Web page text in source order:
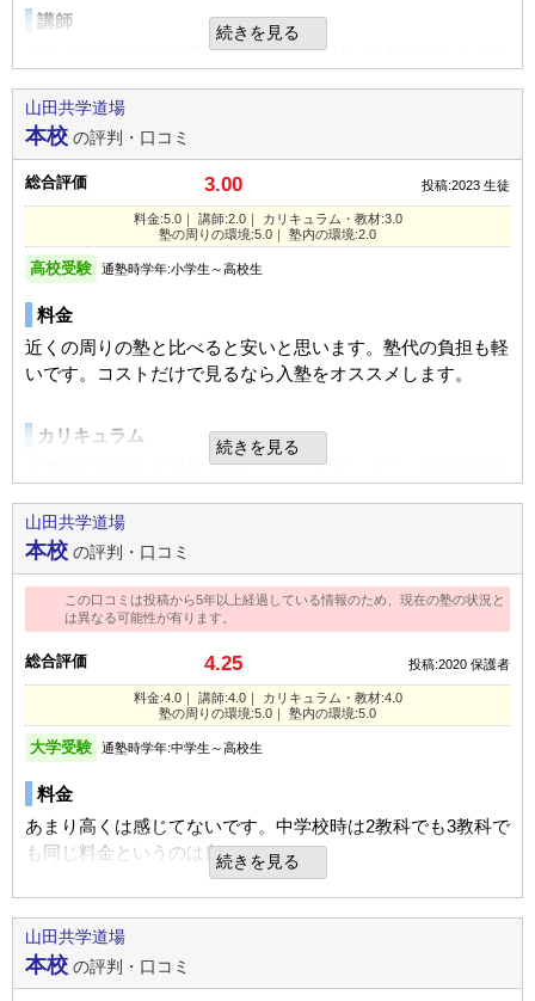
いやすかった。近くにパン屋さんがあって便利だったのと、
パン屋の時間外に駐車場を貸してもらうなど提携していたの
で、迎えに行った時駐車場に困ることはなかった。
塾内の環境
自習室を利用する時に、煩くする生徒もいたようで、集中で
きないということがあった。
注意もしてくれていたようなので、塾の問題というより、使
う人の問題だったと思う。
入塾理由
してくれると聞いて決めた。
定期テスト
定期テスト対策は、学校でテストが終わった後、塾が始まる
前に組み込まれていた。
宿題
資料として渡されているものはあったようだが、特に宿題と
家庭でのサポート
塾の送り迎えや、懇談会や進路説明会などもに参加しまし
た。学校選びなど自身でも調べるように学校で指導されてい
たので、相談に乗るくらいでした。
良いところや要望
塾に入って、確実に成績が伸びたと思う。進学についての懇
談会では、学長先生が丁寧に説明してくださいました。
講師
とても分かりやすく丁寧で一人一人に対して教えてくれるの
カリキュラム
一人一人にあったスピードで分かりますく教えてくれるので
塾の周りの環境
思います。立地などもとてもよくとても良い場所だと思いま
す。
とても良い環境で整備もされており快適に勉強出来るとおま
入塾理由
先輩などにおすすめされ、ここならいけると思い母などに相
談し決めました。
宿題
宿題などは少なめですが、宿題の内容はとても勉強のしがい
があって良いと思います。
とても環境によく生徒さん達にはとても良い所だと思いま
す。要望はないです。
実際に成績を残せてますので、とても良い評価になると思い
ます。
続きを見る
山田共学道場
本校 の評判・口コミ
総合評価 3.00 投稿:2023 生徒
料金:5.0｜ 講師:2.0｜ カリキュラム・教材:3.0
塾の周りの環境:5.0｜ 塾内の環境:2.0
高校受験 通塾時学年:小学生～高校生
料金
近くの周りの塾と比べると安いと思います。塾代の負担も軽
いです。コストだけで見るなら入塾をオススメします。
カリキュラム
基本的に講師から提供されるプリントをします。過去問やオ
し、教科によっては解説が雑なのもあるので3です。
塾の周りの環境
学校から近くて楽です。色々な高校からアクセスできるの
自習室はありますが、防音性がないので集中力がある人向け
です。使う生徒は静かなので、ほかの教室が授業をしていな
い時に使うのがオススメです
良いところや要望
英語の講師の質を上げて欲しいです。あとは自習室に防音機
利用内容
続きを見る
山田共学道場
本校 の評判・口コミ
この口コミは投稿から5年以上経過している情報のため、現在の塾の状況と
は異なる可能性が有ります。
総合評価 4.25 投稿:2020 保護者
料金:4.0｜ 講師:4.0｜ カリキュラム・教材:4.0
塾の周りの環境:5.0｜ 塾内の環境:5.0
大学受験 通塾時学年:中学生～高校生
料金
あまり高くは感じてないです。中学校時は2教科でも3教科で
も同じ料金というのは良かった。
講師
面談時、丁寧でよく考えてくれていた。数学に関しては子供
の評価も上々
続きを見る
山田共学道場
本校 の評判・口コミ